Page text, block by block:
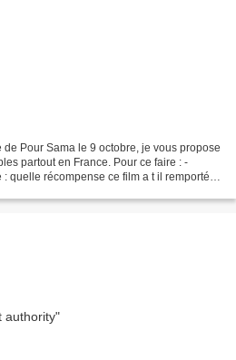
Pour Sama le 9 octobre, je vous propose
partout en France. Pour ce faire : -
quelle récompense ce film a t il remporté